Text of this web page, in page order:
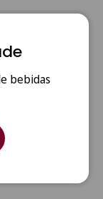
bebidas